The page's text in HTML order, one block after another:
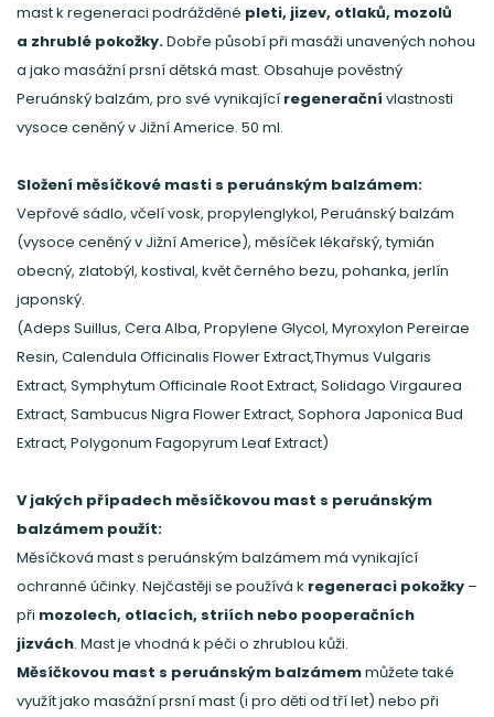
mast k regeneraci podrážděné pleti, jizev, otlaků, mozolů
a zhrublé pokožky.Dobře působí při masáži unavených nohou
a jako masážní prsní dětská mast. Obsahuje pověstný
Peruánský balzám, pro své vynikající regenerační vlastnosti
vysoce ceněný v Jižní Americe. 50 ml.
Složení měsíčkové masti s peruánským balzámem:
Vepřové sádlo, včelí vosk, propylenglykol, Peruánský balzám
(vysoce ceněný v Jižní Americe), měsíček lékařský, tymián
obecný, zlatobýl, kostival, květ černého bezu, pohanka, jerlín
japonský.
(Adeps Suillus, Cera Alba, Propylene Glycol, Myroxylon Pereirae
Resin, Calendula Officinalis Flower Extract,Thymus Vulgaris
Extract, Symphytum Officinale Root Extract, Solidago Virgaurea
Extract, Sambucus Nigra Flower Extract, Sophora Japonica Bud
Extract, Polygonum Fagopyrum Leaf Extract)
V jakých případech měsíčkovou mast s peruánským
balzámem použít:
Měsíčková mast s peruánským balzámem má vynikající
ochranné účinky. Nejčastěji se používá k regeneraci pokožky –
při mozolech, otlacích, striích nebo pooperačních
jizvách. Mast je vhodná k péči o zhrublou kůži.
Měsíčkovou mast s peruánským balzámemmůžete také
využít jako masážní prsní mast (i pro děti od tří let) nebo při